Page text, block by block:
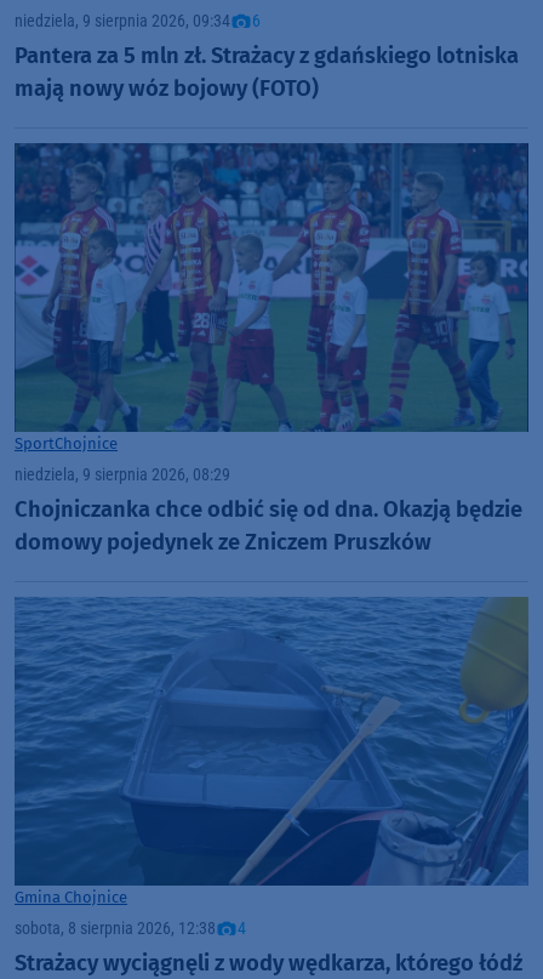
niedziela, 9 sierpnia 2026, 09:34 6
Pantera za 5 mln zł. Strażacy z gdańskiego lotniska
mają nowy wóz bojowy (FOTO)
SportChojnice
niedziela, 9 sierpnia 2026, 08:29
Chojniczanka chce odbić się od dna. Okazją będzie
domowy pojedynek ze Zniczem Pruszków
Gmina Chojnice
sobota, 8 sierpnia 2026, 12:38 4
Strażacy wyciągnęli z wody wędkarza, którego łódź